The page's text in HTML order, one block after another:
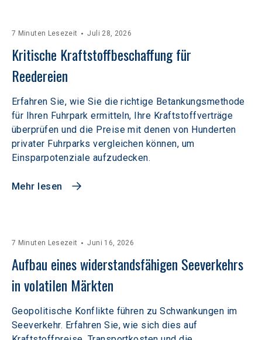
7 Minuten Lesezeit Juli 28, 2026
Kritische Kraftstoffbeschaffung für
Reedereien
Erfahren Sie, wie Sie die richtige Betankungsmethode
für Ihren Fuhrpark ermitteln, Ihre Kraftstoffverträge
überprüfen und die Preise mit denen von Hunderten
privater Fuhrparks vergleichen können, um
Einsparpotenziale aufzudecken.
Mehr lesen
7 Minuten Lesezeit Juni 16, 2026
Aufbau eines widerstandsfähigen Seeverkehrs
in volatilen Märkten
Geopolitische Konflikte führen zu Schwankungen im
Seeverkehr. Erfahren Sie, wie sich dies auf